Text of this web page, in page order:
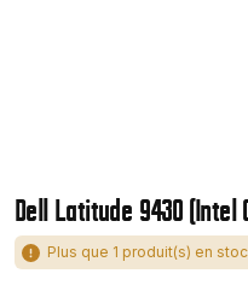
Dell Latitude 9430 (Intel
Plus que 1 produit(s) en